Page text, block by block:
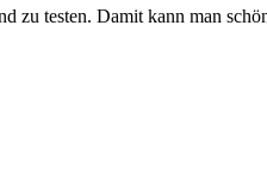
zu testen. Damit kann man